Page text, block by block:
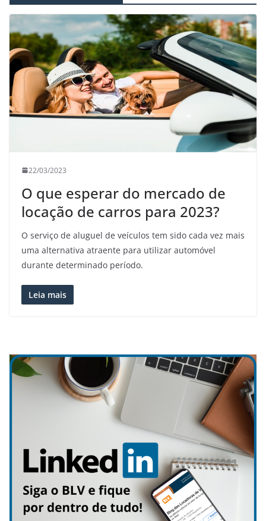
22/03/2023
O que esperar do mercado de
locação de carros para 2023?
O serviço de aluguel de veículos tem sido cada vez mais
uma alternativa atraente para utilizar automóvel
durante determinado período.
Leia mais